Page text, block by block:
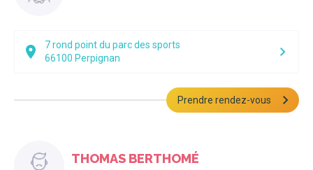
7 rond point du parc des sports
66100 Perpignan
Prendre rendez-vous
THOMAS BERTHOMÉ